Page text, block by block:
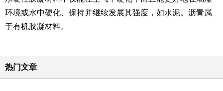
环境或水中硬化、保持并继续发展其强度，如水泥。沥青属
于有机胶凝材料。
热门文章